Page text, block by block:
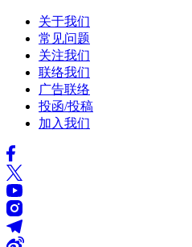
关于我们
常见问题
关注我们
联络我们
广告联络
投函/投稿
加入我们